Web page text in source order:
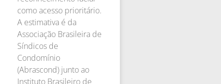
como acesso prioritário.
A estimativa é da
Associação Brasileira de
Síndicos de
Condomínio
(Abrascond) junto ao
Instituto Brasileiro de